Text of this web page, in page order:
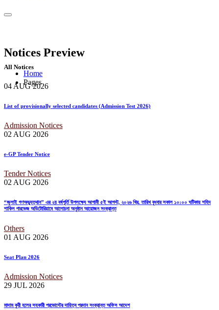
Notices Preview
Home
Pages
All Notices
04 AUG 2026
List of provisionally selected candidates (Admission Test 2026)
Admission Notices
02 AUG 2026
e-GP Tender Notice
Tender Notices
02 AUG 2026
“জুলাই গণঅভ্যুত্থান” এর ২য় বর্ষপূর্তি উপলক্ষ্যে আগামী ৫ই আগস্ট, ২০২৬ খ্রি. তারিখ বুধবার সকাল ১০:০০ ঘটিকায় শহিদ
শাকিল পারভেজ অডিটোরিয়ামে আলোচনা অনুষ্ঠান আয়োজন সংক্রান্ত
Others
01 AUG 2026
Seat Plan 2026
Admission Notices
29 JUL 2026
মাদাম কুরী হলের সহকারী প্রভোস্টের দায়িত্ব প্রদান সংক্রান্ত অফিস আদেশ